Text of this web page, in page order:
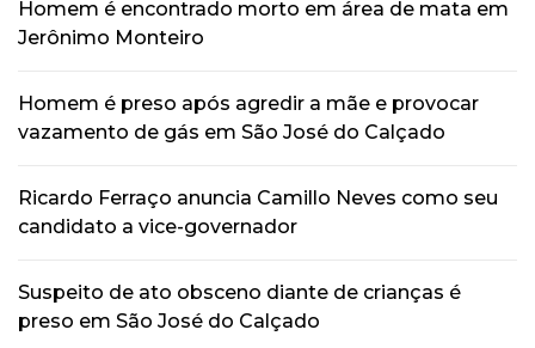
Homem é encontrado morto em área de mata em
Jerônimo Monteiro
Homem é preso após agredir a mãe e provocar
vazamento de gás em São José do Calçado
Ricardo Ferraço anuncia Camillo Neves como seu
candidato a vice-governador
Suspeito de ato obsceno diante de crianças é
preso em São José do Calçado